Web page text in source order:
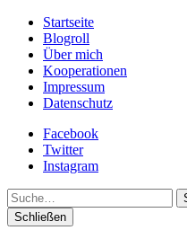
Startseite
Blogroll
Über mich
Kooperationen
Impressum
Datenschutz
Facebook
Twitter
Instagram
Suche
Schließen